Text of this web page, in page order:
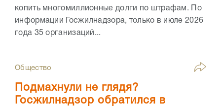
копить многомиллионные долги по штрафам. По
информации Госжилнадзора, только в июле 2026
года 35 организаций...
Общество
Подмахнули не глядя?
Госжилнадзор обратился в